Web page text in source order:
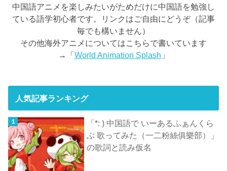
中国語アニメを楽しみたいがためだけに中国語を勉強し
ている語学初心者です。リンクはご自由にどうぞ（記事
毎でも構いません）
その他海外アニメについてはこちらで書いています
→「World Animation Splash 」
人気記事ランキング
「*: ) 中国語で いーあるふぁんくら
ぶ 歌ってみた（一二粉絲俱樂部）」
の歌詞と読み仮名